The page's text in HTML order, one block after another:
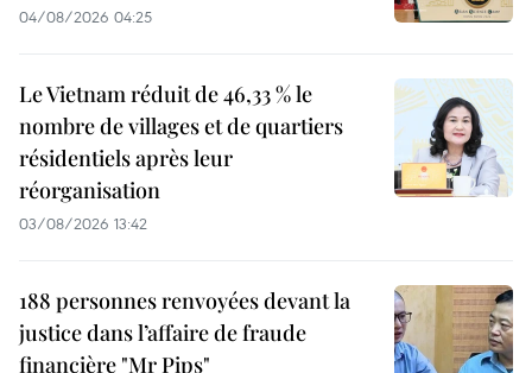
04/08/2026 04:25
Le Vietnam réduit de 46,33 % le
nombre de villages et de quartiers
résidentiels après leur
réorganisation
03/08/2026 13:42
188 personnes renvoyées devant la
justice dans l’affaire de fraude
financière "Mr Pips"